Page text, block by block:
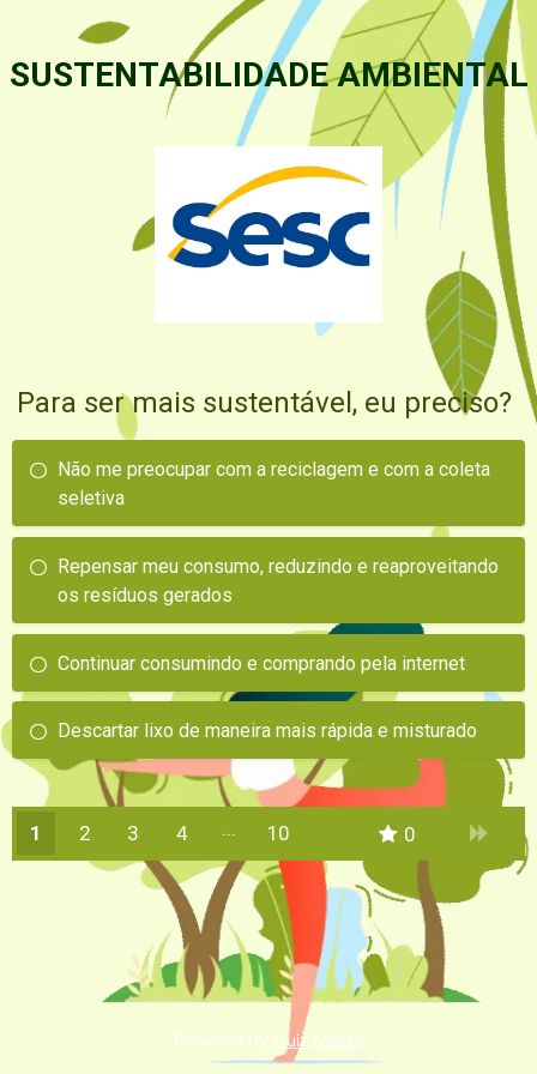
SUSTENTABILIDADE AMBIENTAL
Para ser mais sustentável, eu preciso?
Não me preocupar com a reciclagem e com a coleta
seletiva
Repensar meu consumo, reduzindo e reaproveitando
os resíduos gerados
Continuar consumindo e comprando pela internet
Descartar lixo de maneira mais rápida e misturado
1 2 3
4
9
10 0
Powered by Quiz Maker